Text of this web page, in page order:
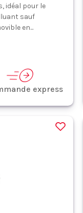
idéal pour le
sauf
en...
express